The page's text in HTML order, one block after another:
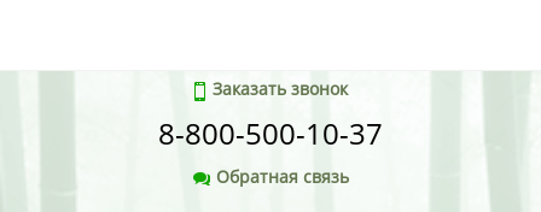
Заказать звонок
8-800-500-10-37
Обратная связь